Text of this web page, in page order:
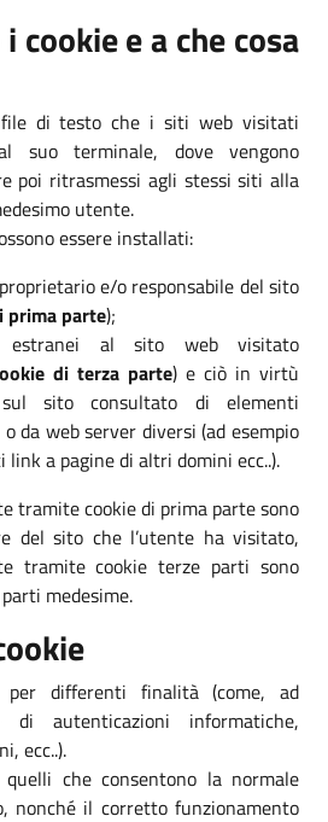
cookie e a che cosa
file di testo che i siti web visitati
suo terminale, dove vengono
poi ritrasmessi agli stessi siti alla
utente.
essere installati:
e/o responsabile del sito
prima parte);
estranei al sito web visitato
di terza parte) e ciò in virtù
sito consultato di elementi
da web server diversi (ad esempio
link a pagine di altri domini ecc..).
tramite cookie di prima parte sono
del sito che l’utente ha visitato,
tramite cookie terze parti sono
medesime.
differenti finalità (come, ad
di autenticazioni informatiche,
ecc..).
che consentono la normale
nonché il corretto funzionamento